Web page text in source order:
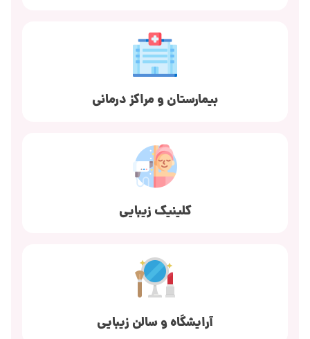
بیمارستان و مراکز درمانی
کلینیک زیبایی
آرایشگاه و سالن زیبایی